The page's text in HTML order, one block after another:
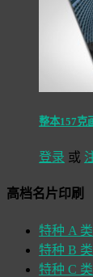
整本157克
登录 或
高档名片印刷
特种 A
特种 B
特种 C